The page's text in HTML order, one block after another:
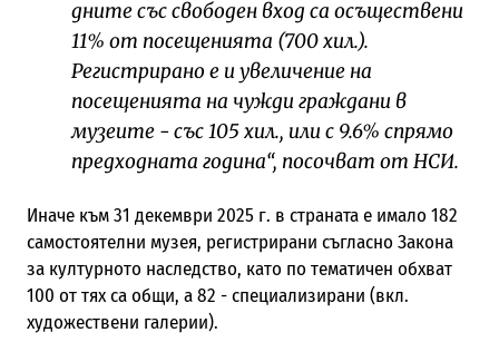
дните със свободен вход са осъществени
11% от посещенията (700 хил.).
Регистрирано е и увеличение на
посещенията на чужди граждани в
музеите - със 105 хил., или с 9.6% спрямо
предходната година“, посочват от НСИ.
Иначе към 31 декември 2025 г. в страната е имало 182
самостоятелни музея, регистрирани съгласно Закона
за културното наследство, като по тематичен обхват
100 от тях са общи, а 82 - специализирани (вкл.
художествени галерии).